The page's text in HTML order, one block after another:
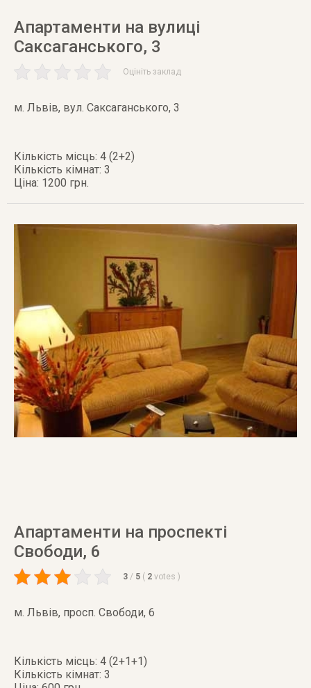
Апартаменти на вулиці
Саксаганського, 3
Оцініть заклад
м. Львів, вул. Саксаганського, 3
Кількість місць: 4 (2+2)
Кількість кімнат: 3
Ціна: 1200 грн.
Апартаменти на проспекті
Свободи, 6
3 / 5 ( 2 votes )
м. Львів, просп. Свободи, 6
Кількість місць: 4 (2+1+1)
Кількість кімнат: 3